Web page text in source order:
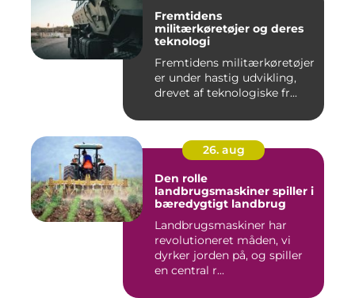
Fremtidens
militærkøretøjer og deres
teknologi
Fremtidens militærkøretøjer
er under hastig udvikling,
drevet af teknologiske fr...
26. aug
Den rolle
landbrugsmaskiner spiller i
bæredygtigt landbrug
Landbrugsmaskiner har
revolutioneret måden, vi
dyrker jorden på, og spiller
en central r...